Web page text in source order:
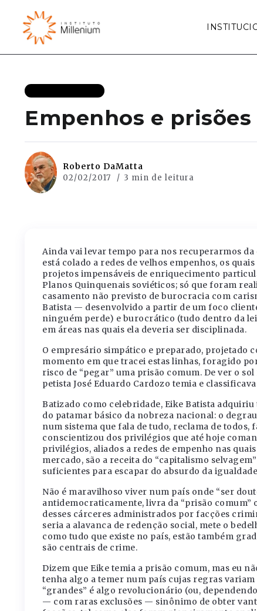
Empenhos e prisões
Roberto DaMatta
02/02/2017 3 min de leitura
Ainda vai levar tempo para nos recuperarmos
está colado a redes de velhos empenhos, os
projetos impensáveis de enriquecimento
Planos Quinquenais soviéticos; só que foram
casamento não previsto de burocracia com
Batista — desenvolvido a partir de um foco
ninguém perde) e burocrático (tudo dentro da
em áreas nas quais ela deveria ser disciplinada.
O empresário simpático e preparado, projetado
momento em que tracei estas linhas, foragido
risco de “pegar” uma prisão comum. De ver o
petista José Eduardo Cardozo temia e
Batizado como celebridade, Eike Batista
do patamar básico da nobreza nacional: o
num sistema que fala de tudo, reclama de
conscientizou dos privilégios que até hoje
privilégios, aliados a redes de empenho nas
mercado, são a receita do “capitalismo
suficientes para escapar do absurdo da
Não é maravilhoso viver num país onde “ser
antidemocraticamente, livra da “prisão
desses cárceres administrados por facções
seria a alavanca de redenção social, mete o
como tudo que existe no país, estão também
são centrais de crime.
Dizem que Eike temia a prisão comum, mas eu
tenha algo a temer num país cujas regras
“grandes” é algo revolucionário (ou,
— com raras exclusões — sinônimo de obter